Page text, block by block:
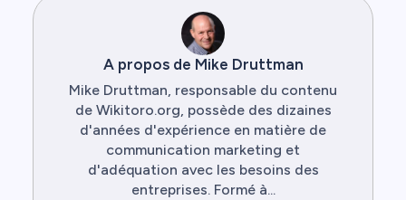
A propos de Mike Druttman
Mike Druttman, responsable du contenu
de Wikitoro.org, possède des dizaines
d'années d'expérience en matière de
communication marketing et
d'adéquation avec les besoins des
entreprises. Formé à...